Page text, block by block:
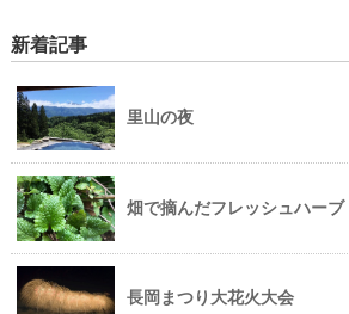
新着記事
里山の夜
畑で摘んだフレッシュハーブ
長岡まつり大花火大会